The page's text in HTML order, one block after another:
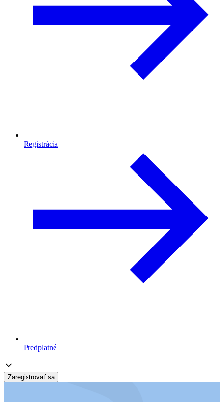
Registrácia
Predplatné
Zaregistrovať sa